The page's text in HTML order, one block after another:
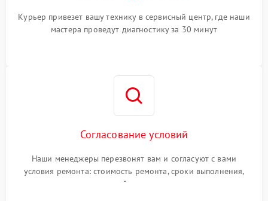
Курьер привезет вашу технику в сервисный центр, где наши
мастера проведут диагностику за 30 минут
Согласование условий
Наши менеджеры перезвонят вам и согласуют с вами
условия ремонта: стоимость ремонта, сроки выполнения,
гарантийные условия